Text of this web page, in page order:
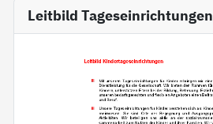
Leitbild Tageseinrichtungen